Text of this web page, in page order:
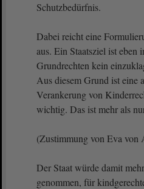
Schutzbedürfnis.
Dabei reicht eine
aus. Ein Staatsziel ist eben
Grundrechten kein
Aus diesem Grund ist eine
Verankerung von
wichtig. Das ist mehr als
(Zustimmung von Eva
Der Staat würde damit
genommen, für